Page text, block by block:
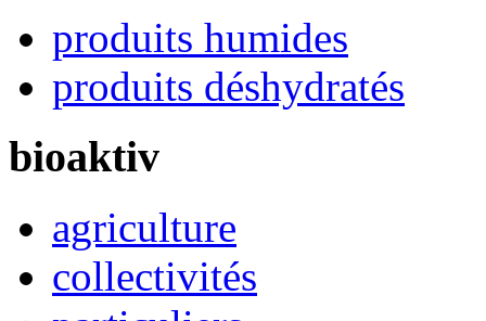
produits humides
produits déshydratés
bioaktiv
agriculture
collectivités